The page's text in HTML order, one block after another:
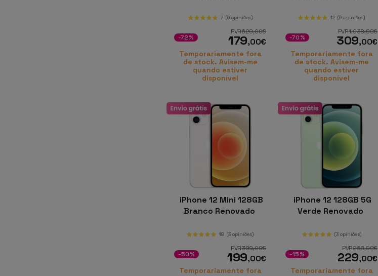
7 (0 opiniões)
PVR629,00€
179,00€
-72%
Temporariamente fora
de stock. Avisem-me
quando estiver
disponível
12 (9 opiniões)
PVR1.038,99€
309,00€
-70%
Temporariamente fora
de stock. Avisem-me
quando estiver
disponível
iPhone 12 Mini 128GB
Branco Renovado
18 (3 opiniões)
PVR399,00€
199,00€
-50%
Temporariamente fora
iPhone 12 128GB 5G
Verde Renovado
(3 opiniões)
PVR268,99€
229,00€
-15%
Temporariamente fora